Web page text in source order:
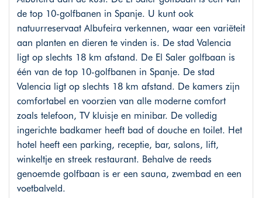
de top 10-golfbanen in Spanje. U kunt ook
natuurreservaat Albufeira verkennen, waar een variëteit
aan planten en dieren te vinden is. De stad Valencia
ligt op slechts 18 km afstand. De El Saler golfbaan is
één van de top 10-golfbanen in Spanje. De stad
Valencia ligt op slechts 18 km afstand. De kamers zijn
comfortabel en voorzien van alle moderne comfort
zoals telefoon, TV kluisje en minibar. De volledig
ingerichte badkamer heeft bad of douche en toilet. Het
hotel heeft een parking, receptie, bar, salons, lift,
winkeltje en streek restaurant. Behalve de reeds
genoemde golfbaan is er een sauna, zwembad en een
voetbalveld.